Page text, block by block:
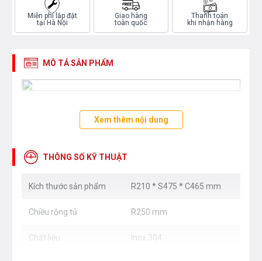
Miễn phí lắp đặt
tại Hà Nội
Giao hàng
toàn quốc
Thanh toán
khi nhận hàng
MÔ TẢ SẢN PHẨM
Xem thêm nội dung
THÔNG SỐ KỸ THUẬT
Kích thước sản phẩm R210 * S475 * C465 mm
Chiều rộng tủ R250 mm
Chất liệu Inox 304